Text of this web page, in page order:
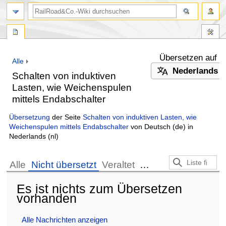
springen
springen
Alle
Schalten von induktiven
Lasten, wie Weichenspulen
mittels Endabschalter
Übersetzen auf
Nederlands
Übersetzung der Seite Schalten von induktiven Lasten, wie
Weichenspulen mittels Endabschaltervon Deutsch (de) in
Nederlands(nl)
Alle Nicht übersetzt Veraltet …
Es ist nichts zum Übersetzen
vorhanden
Alle Nachrichten anzeigen
Suche